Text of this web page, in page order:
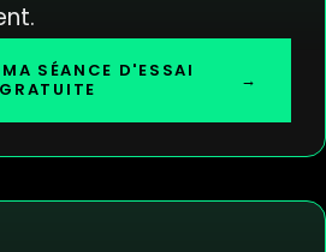
MA SÉANCE D'ESSAI
GRATUITE
→